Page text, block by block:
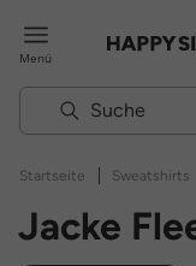
Menü
Startseite | Sweatshirts
Jacke